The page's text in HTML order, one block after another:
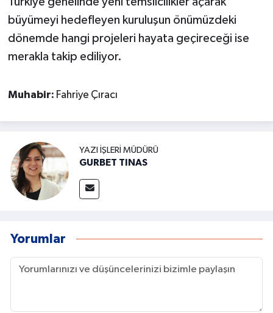
büyümeyi hedefleyen kuruluşun önümüzdeki
dönemde hangi projeleri hayata geçireceği ise
merakla takip ediliyor.
Muhabir: Fahriye Çıracı
YAZI İŞLERI MÜDÜRÜ
GURBET TINAS
Yorumlar